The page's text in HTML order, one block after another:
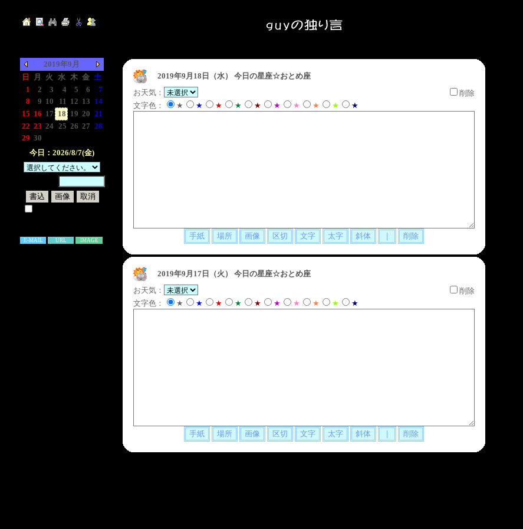
2019年9月
日
月 火 水 木 金 土
1
2 3 4 5 6
7
8
9 10 11 12 13 14
15 16 17 18 19 20 21
22 23 24 25 26 27 28
29 30
今日：2026/8/7(金)
E-MAIL URL IMAGE
2019年9月18日（水）
今日の星座☆おとめ座
お天気：
削除
文字色：
★ ★ ★ ★ ★ ★ ★ ★ ★ ★
2019年9月17日（火）
今日の星座☆おとめ座
お天気：
削除
文字色：
★ ★ ★ ★ ★ ★ ★ ★ ★ ★